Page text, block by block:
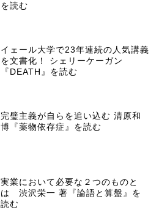
を読む
イェール大学で23年連続の人気講義
を文書化！ シェリーケーガン
『DEATH』を読む
完璧主義が自らを追い込む 清原和
博『薬物依存症』を読む
実業において必要な２つのものと
は 渋沢栄一 著『論語と算盤』を
読む